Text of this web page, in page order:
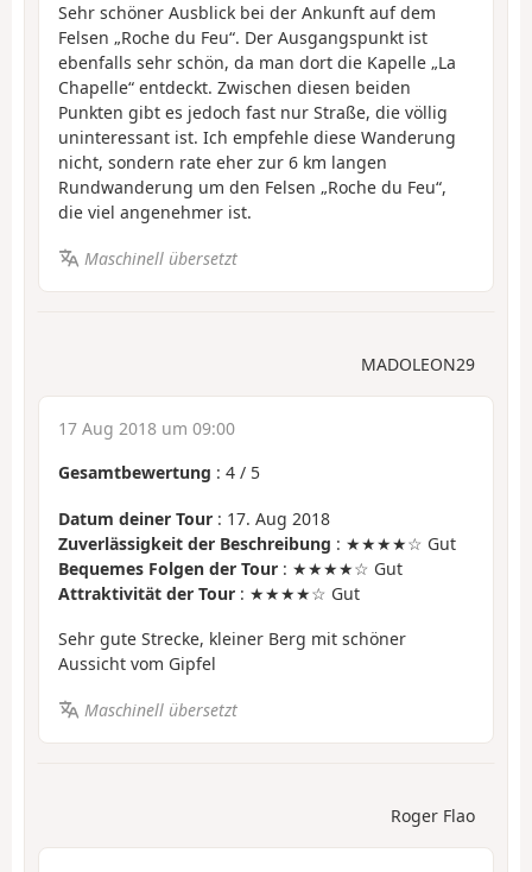
Sehr schöner Ausblick bei der Ankunft auf dem
Felsen „Roche du Feu“. Der Ausgangspunkt ist
ebenfalls sehr schön, da man dort die Kapelle „La
Chapelle“ entdeckt. Zwischen diesen beiden
Punkten gibt es jedoch fast nur Straße, die völlig
uninteressant ist. Ich empfehle diese Wanderung
nicht, sondern rate eher zur 6 km langen
Rundwanderung um den Felsen „Roche du Feu“,
die viel angenehmer ist.
Maschinell übersetzt
MADOLEON29
17 Aug 2018 um 09:00
Gesamtbewertung : 4 / 5
Datum deiner Tour : 17. Aug 2018
Zuverlässigkeit der Beschreibung : ★★★★☆ Gut
Bequemes Folgen der Tour : ★★★★☆ Gut
Attraktivität der Tour : ★★★★☆ Gut
Sehr gute Strecke, kleiner Berg mit schöner
Aussicht vom Gipfel
Maschinell übersetzt
Roger Flao